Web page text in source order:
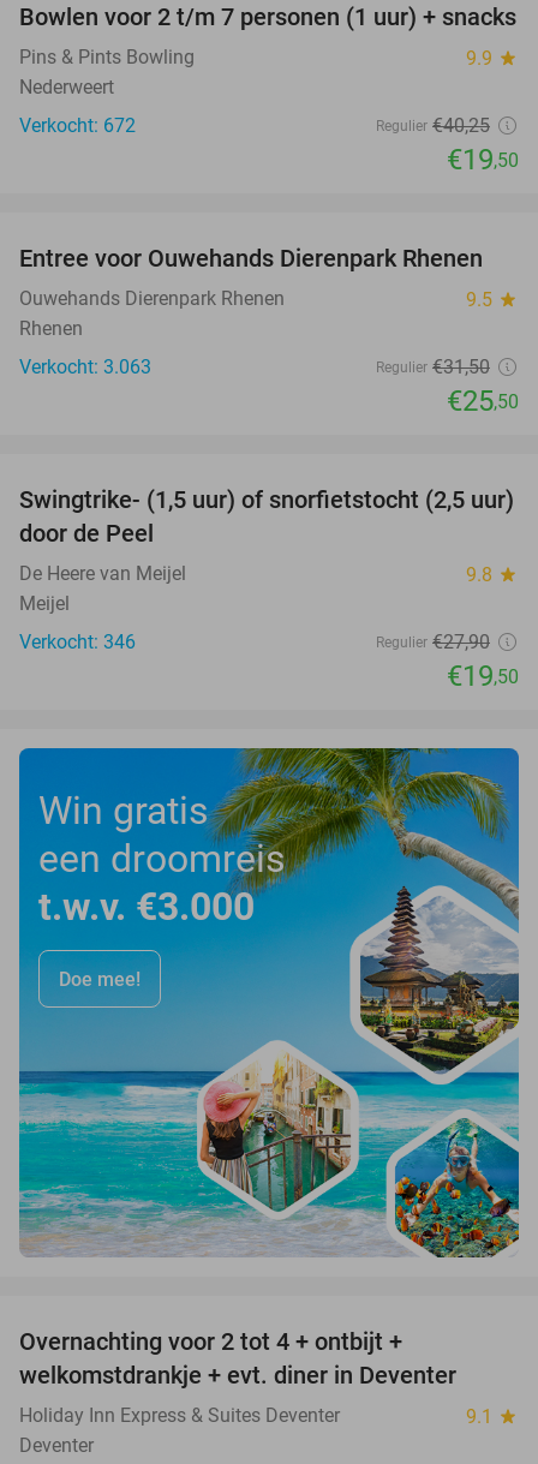
52%
Bowlen voor 2 t/m 7 personen (1 uur) + snacks
Pins & Pints Bowling 9.9 star
Nederweert
Verkocht: 672
Regulier €40,25
€19,50
19%
Entree voor Ouwehands Dierenpark Rhenen
Ouwehands Dierenpark Rhenen 9.5 star
Rhenen
Verkocht: 3.063
Regulier €31,50
€25,50
30%
Swingtrike- (1,5 uur) of snorfietstocht (2,5 uur)
door de Peel
De Heere van Meijel 9.8 star
Meijel
Verkocht: 346
Regulier €27,90
€19,50
Win gratis
een droomreis
t.w.v. €3.000
Doe mee!
Overnachting voor 2 tot 4 + ontbijt +
welkomstdrankje + evt. diner in Deventer
Holiday Inn Express & Suites Deventer 9.1 star
Deventer